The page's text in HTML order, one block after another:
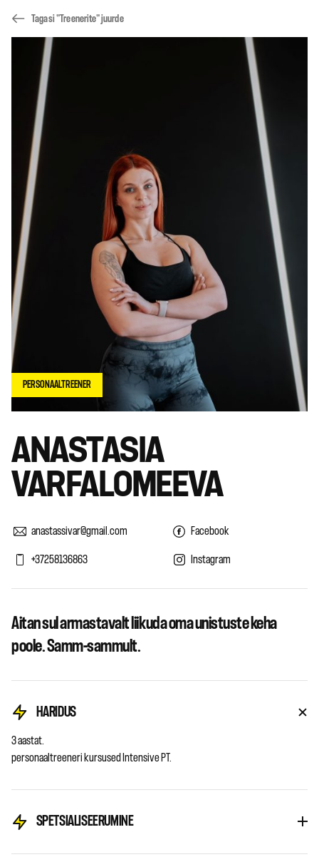
Tagasi "Treenerite" juurde
ANASTASIA
VARFALOMEEVA
anastassivar@gmail.com
+37258136863
Facebook
Instagram
Aitan sul armastavalt liikuda oma unistuste keha
poole. Samm-sammult.
HARIDUS
3 aastat.
personaaltreeneri kursused Intensive PT.
SPETSIALISEERUMINE
PERSONAALTREENER